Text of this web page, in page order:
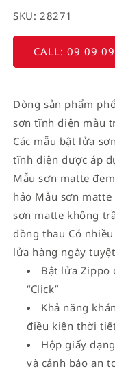
SKU: 28271
CALL: 09 09
Dòng sản phẩm
sơn tĩnh điện màu
Các mẫu bật lửa
tĩnh điện được áp
Mẫu sơn matte
hảo Mẫu sơn
sơn matte không
đồng thau Có
lửa hàng ngày
Bật lửa Zippo
“Click”
Khả năng
điều kiện thời
Hộp giấy
và cảnh báo an